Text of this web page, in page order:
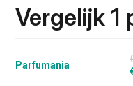
€200.00.
€145.95.
Vergelijk 1
Parfumania